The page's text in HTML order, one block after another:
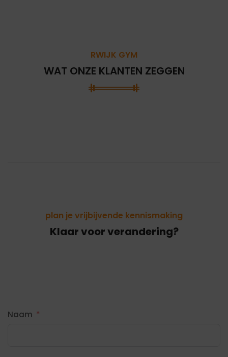
RWIJK GYM
WAT ONZE KLANTEN ZEGGEN
plan je vrijbijvende kennismaking
Klaar voor verandering?
Naam